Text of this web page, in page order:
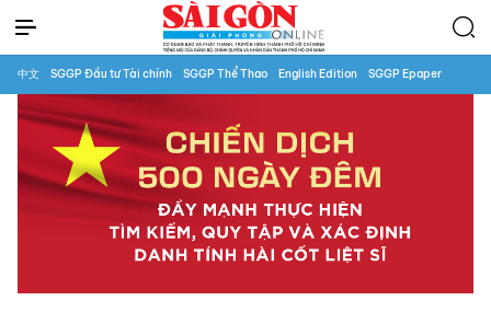
中文 SGGP Đầu tư Tài chính SGGP Thể Thao English Edition SGGP Epaper